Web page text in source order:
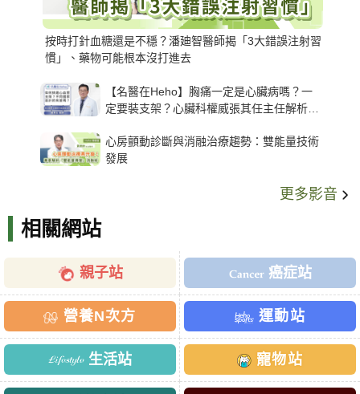
按時打針血糖還是不穩？潘廸智醫師揭「3大錯誤注射習
慣」、藥物可能根本沒打進去
【名醫在Heho】胸痛一定是心臟病嗎？一
定要裝支架？心臟科權威張其任主任解析支
心房顫動診斷與消融治療趨勢：雙能量技術
發展
更多影音
相關網站
親子站 癌症站
營養N次方 運動站
生活站 寵物站